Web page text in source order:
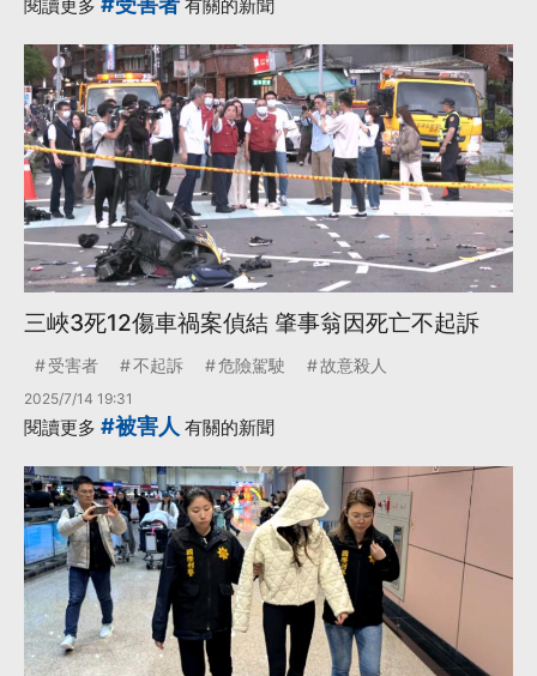
閱讀更多 有關的新聞
三峽3死12傷車禍案偵結 肇事翁因死亡不起訴
受害者 不起訴 危險駕駛 故意殺人
2025/7/14 19:31
閱讀更多 #被害人 有關的新聞